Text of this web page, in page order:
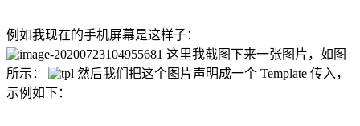
例如我现在的手机屏幕是这样子：
这里我截图下来一张图片，如图
所示：
然后我们把这个图片声明成一个 Template 传入，
示例如下：